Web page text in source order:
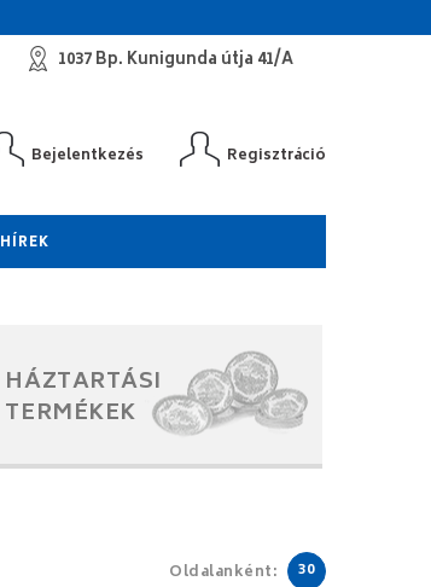
1037 Bp. Kunigunda útja 41/A
Bejelentkezés Regisztráció
HÍREK
HÁZTARTÁSI
TERMÉKEK
Oldalanként: 30